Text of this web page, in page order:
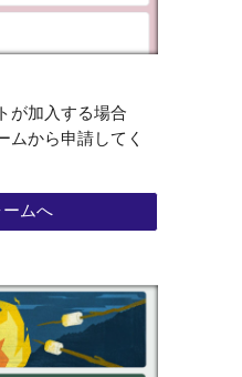
が加入する場合
ムから申請してく
ムへ